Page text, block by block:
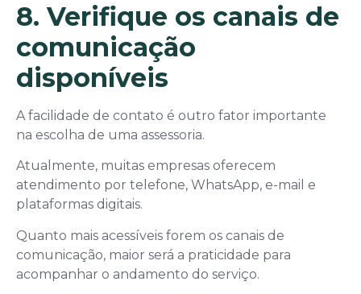
8. Verifique os canais de
comunicação
disponíveis
A facilidade de contato é outro fator importante
na escolha de uma assessoria.
Atualmente, muitas empresas oferecem
atendimento por telefone, WhatsApp, e-mail e
plataformas digitais.
Quanto mais acessíveis forem os canais de
comunicação, maior será a praticidade para
acompanhar o andamento do serviço.